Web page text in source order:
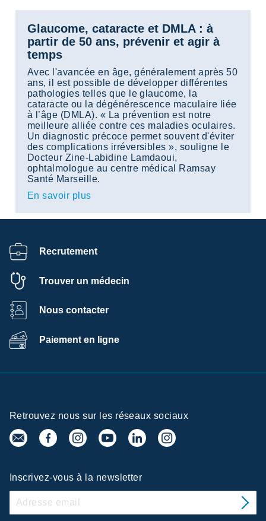
Glaucome, cataracte et DMLA : à
partir de 50 ans, prévenir et agir à
temps
Avec l'avancée en âge, généralement après 50
ans, il est possible de développer différentes
pathologies telles que le glaucome, la
cataracte ou la dégénérescence maculaire liée
à l’âge (DMLA). « La prévention est notre
meilleure alliée contre ces maladies oculaires.
Un diagnostic précoce permet souvent d'éviter
des complications irréversibles », souligne le
Docteur Zine-Labidine Lamdaoui,
ophtalmologue au centre médical Ramsay
Santé Marseille.
En savoir plus
Recrutement
Trouver un médecin
Nous contacter
Paiement en ligne
Retrouvez nous sur les réseaux sociaux
Inscrivez-vous à la newsletter
de
de la confidentialité